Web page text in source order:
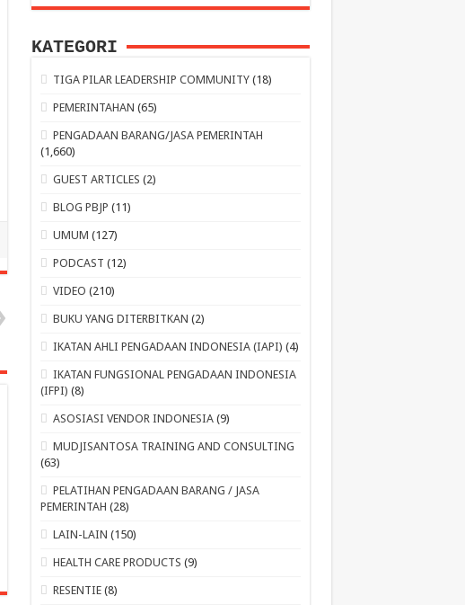
KATEGORI
TIGA PILAR LEADERSHIP COMMUNITY (18)
PEMERINTAHAN (65)
PENGADAAN BARANG/JASA PEMERINTAH
(1,660)
GUEST ARTICLES (2)
BLOG PBJP (11)
UMUM (127)
PODCAST (12)
VIDEO (210)
BUKU YANG DITERBITKAN (2)
IKATAN AHLI PENGADAAN INDONESIA (IAPI) (4)
IKATAN FUNGSIONAL PENGADAAN INDONESIA
(IFPI) (8)
ASOSIASI VENDOR INDONESIA (9)
MUDJISANTOSA TRAINING AND CONSULTING
(63)
PELATIHAN PENGADAAN BARANG / JASA
PEMERINTAH (28)
LAIN-LAIN (150)
HEALTH CARE PRODUCTS (9)
RESENTIE (8)